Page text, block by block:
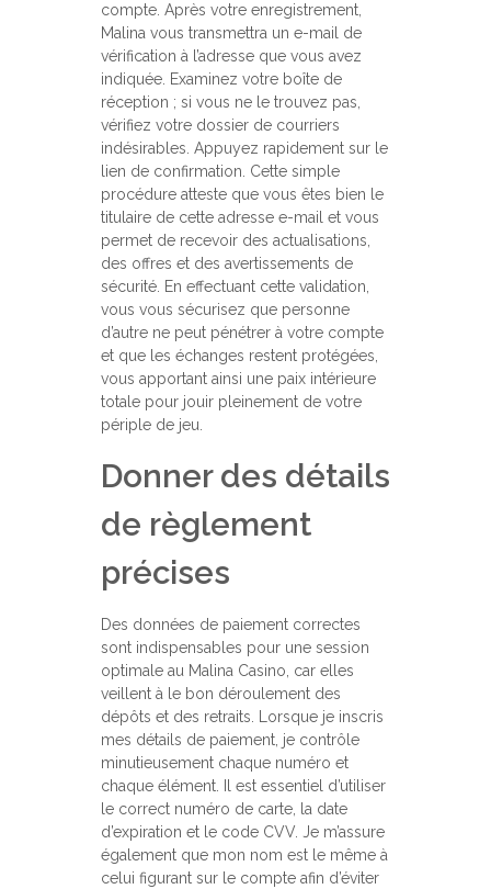
compte. Après votre enregistrement,
Malina vous transmettra un e-mail de
vérification à l’adresse que vous avez
indiquée. Examinez votre boîte de
réception ; si vous ne le trouvez pas,
vérifiez votre dossier de courriers
indésirables. Appuyez rapidement sur le
lien de confirmation. Cette simple
procédure atteste que vous êtes bien le
titulaire de cette adresse e-mail et vous
permet de recevoir des actualisations,
des offres et des avertissements de
sécurité. En effectuant cette validation,
vous vous sécurisez que personne
d’autre ne peut pénétrer à votre compte
et que les échanges restent protégées,
vous apportant ainsi une paix intérieure
totale pour jouir pleinement de votre
périple de jeu.
Donner des détails
de règlement
précises
Des données de paiement correctes
sont indispensables pour une session
optimale au Malina Casino, car elles
veillent à le bon déroulement des
dépôts et des retraits. Lorsque je inscris
mes détails de paiement, je contrôle
minutieusement chaque numéro et
chaque élément. Il est essentiel d’utiliser
le correct numéro de carte, la date
d’expiration et le code CVV. Je m’assure
également que mon nom est le même à
celui figurant sur le compte afin d’éviter